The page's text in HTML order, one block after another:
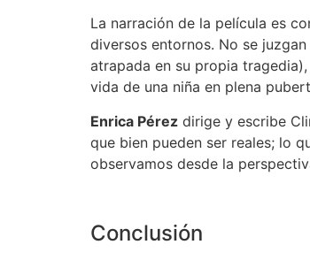
La narración de la película es
diversos entornos. No se
atrapada en su propia
vida de una niña en plena
Enrica Pérez dirige y escribe
que bien pueden ser reales; lo
observamos desde la
Conclusión